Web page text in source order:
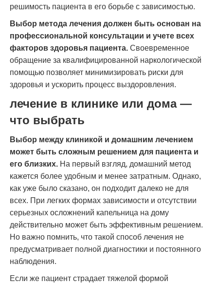
решимость пациента в его борьбе с зависимостью.
Выбор метода лечения должен быть основан на
профессиональной консультации и учете всех
факторов здоровья пациента. Своевременное
обращение за квалифицированной наркологической
помощью позволяет минимизировать риски для
здоровья и ускорить процесс выздоровления.
лечение в клинике или дома —
что выбрать
Выбор между клиникой и домашним лечением
может быть сложным решением для пациента и
его близких. На первый взгляд, домашний метод
кажется более удобным и менее затратным. Однако,
как уже было сказано, он подходит далеко не для
всех. При легких формах зависимости и отсутствии
серьезных осложнений капельница на дому
действительно может быть эффективным решением.
Но важно помнить, что такой способ лечения не
предусматривает полной диагностики и постоянного
наблюдения.
Если же пациент страдает тяжелой формой